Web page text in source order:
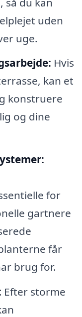
uden
uge.
Hvis
kan et
konstruere
og dine
for
gartnere
får
brug for.
Efter storme